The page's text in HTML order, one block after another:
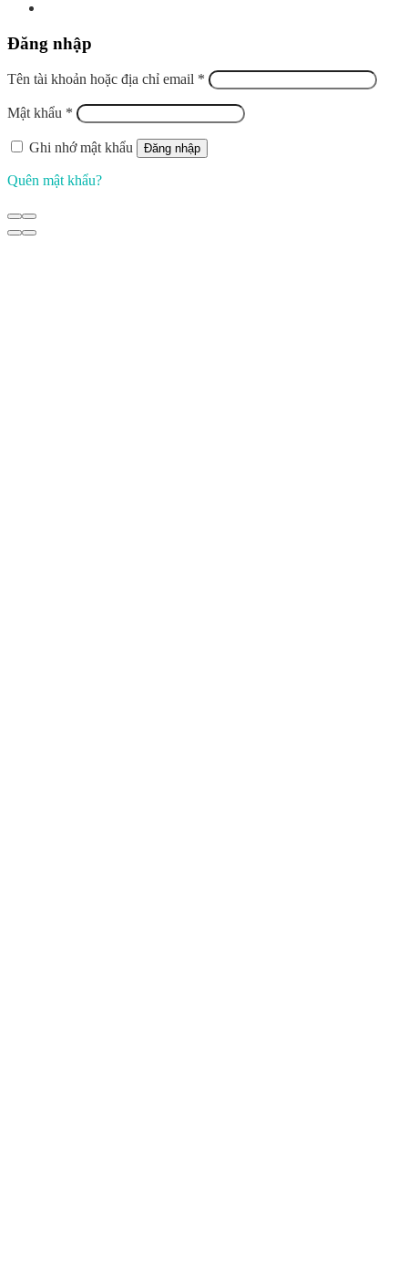
Đăng nhập
Tên tài khoản hoặc địa chỉ email *
Mật khẩu *
Ghi nhớ mật khẩu Đăng nhập
Quên mật khẩu?